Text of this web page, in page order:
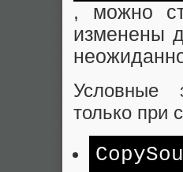
, можно
изменены
Условные
только при